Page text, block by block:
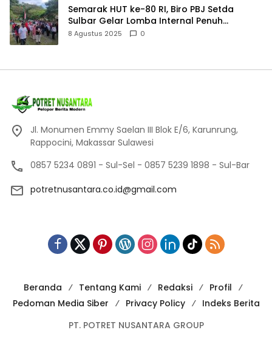
Semarak HUT ke-80 RI, Biro PBJ Setda
Sulbar Gelar Lomba Internal Penuh
Kebersamaan
8 Agustus 2025 0
Jl. Monumen Emmy Saelan III Blok E/6, Karunrung,
Rappocini, Makassar Sulawesi
0857 5234 0891 - Sul-Sel - 0857 5239 1898 - Sul-Bar
potretnusantara.co.id@gmail.com
Beranda Tentang Kami Redaksi
Profil
Pedoman Media Siber
Privacy Policy
Indeks Berita
PT. POTRET NUSANTARA GROUP